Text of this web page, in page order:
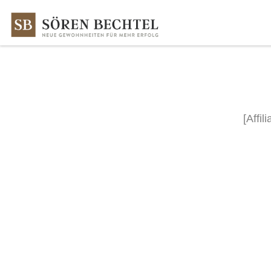
Zum Inhalt springen